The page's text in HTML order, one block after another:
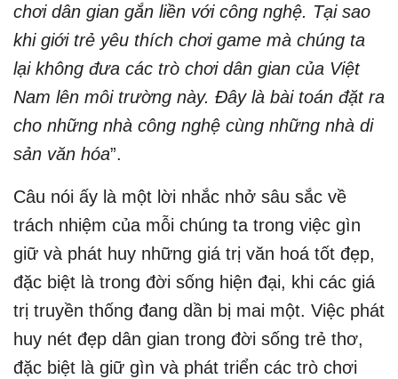
chơi dân gian gắn liền với công nghệ. Tại sao
khi giới trẻ yêu thích chơi game mà chúng ta
lại không đưa các trò chơi dân gian của Việt
Nam lên môi trường này. Đây là bài toán đặt ra
cho những nhà công nghệ cùng những nhà di
sản văn hóa”.
Câu nói ấy là một lời nhắc nhở sâu sắc về
trách nhiệm của mỗi chúng ta trong việc gìn
giữ và phát huy những giá trị văn hoá tốt đẹp,
đặc biệt là trong đời sống hiện đại, khi các giá
trị truyền thống đang dần bị mai một. Việc phát
huy nét đẹp dân gian trong đời sống trẻ thơ,
đặc biệt là giữ gìn và phát triển các trò chơi